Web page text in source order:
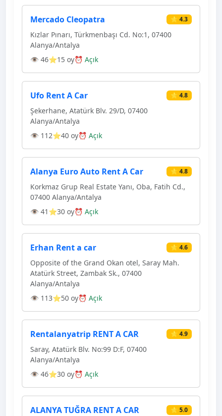
Mercado Cleopatra ⭐ 4.3
Kızlar Pınarı, Türkmenbaşı Cd. No:1, 07400
Alanya/Antalya
👁 46⭐15 oy⏰ Açık
Ufo Rent A Car ⭐ 4.8
Şekerhane, Atatürk Blv. 29/D, 07400
Alanya/Antalya
👁 112⭐40 oy⏰ Açık
Alanya Euro Auto Rent A Car ⭐ 4.8
Korkmaz Grup Real Estate Yanı, Oba, Fatih Cd.,
07400 Alanya/Antalya
👁 41 ⭐30 oy⏰ Açık
Erhan Rent a car ⭐ 4.6
Opposite of the Grand Okan otel, Saray Mah.
Atatürk Street, Zambak Sk., 07400
Alanya/Antalya
👁 113⭐50 oy⏰ Açık
Rentalanyatrip RENT A CAR ⭐ 4.9
Saray, Atatürk Blv. No:99 D:F, 07400
Alanya/Antalya
👁 46⭐30 oy⏰ Açık
ALANYA TUĞRA RENT A CAR ⭐ 5.0